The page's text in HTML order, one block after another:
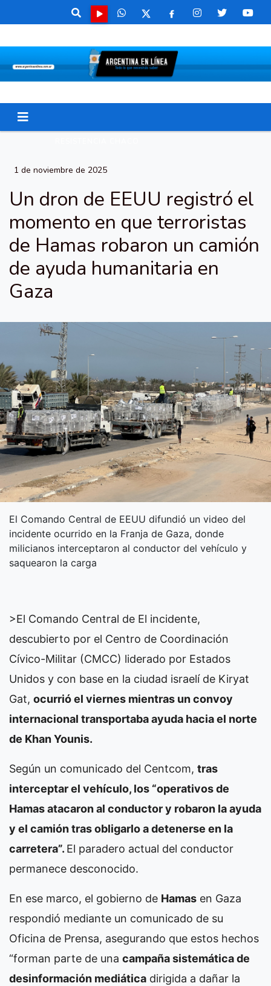
1 de noviembre de 2025
Un dron de EEUU registró el
momento en que terroristas
de Hamas robaron un camión
de ayuda humanitaria en
Gaza
El Comando Central de EEUU difundió un video del
incidente ocurrido en la Franja de Gaza, donde
milicianos interceptaron al conductor del vehículo y
saquearon la carga
>El Comando Central de El incidente,
descubierto por el Centro de Coordinación
Cívico-Militar (CMCC) liderado por Estados
Unidos y con base en la ciudad israelí de Kiryat
Gat, ocurrió el viernes mientras un convoy
internacional transportaba ayuda hacia el norte
de Khan Younis.
Según un comunicado del Centcom, tras
interceptar el vehículo, los “operativos de
Hamas atacaron al conductor y robaron la ayuda
y el camión tras obligarlo a detenerse en la
carretera”. El paradero actual del conductor
permanece desconocido.
En ese marco, el gobierno de Hamas en Gaza
respondió mediante un comunicado de su
Oficina de Prensa, asegurando que estos hechos
“forman parte de una campaña sistemática de
desinformación mediática dirigida a dañar la